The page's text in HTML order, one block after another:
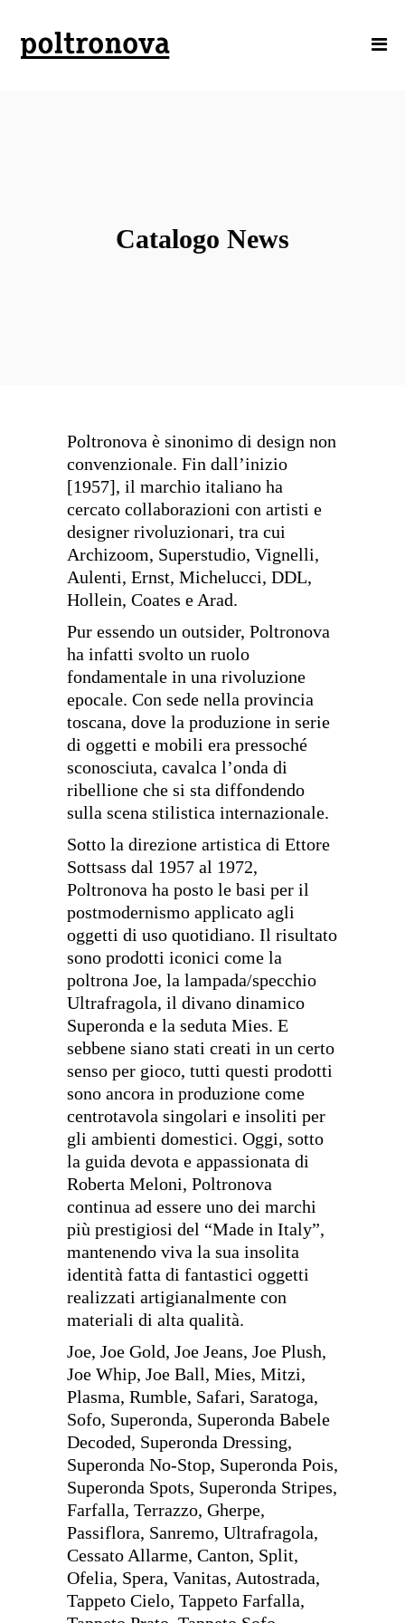
Catalogo News
Poltronova è sinonimo di design non
convenzionale. Fin dall’inizio
[1957], il marchio italiano ha
cercato collaborazioni con artisti e
designer rivoluzionari, tra cui
Archizoom, Superstudio, Vignelli,
Aulenti, Ernst, Michelucci, DDL,
Hollein, Coates e Arad.
Pur essendo un outsider, Poltronova
ha infatti svolto un ruolo
fondamentale in una rivoluzione
epocale. Con sede nella provincia
toscana, dove la produzione in serie
di oggetti e mobili era pressoché
sconosciuta, cavalca l’onda di
ribellione che si sta diffondendo
sulla scena stilistica internazionale.
Sotto la direzione artistica di Ettore
Sottsass dal 1957 al 1972,
Poltronova ha posto le basi per il
postmodernismo applicato agli
oggetti di uso quotidiano. Il risultato
sono prodotti iconici come la
poltrona Joe, la lampada/specchio
Ultrafragola, il divano dinamico
Superonda e la seduta Mies. E
sebbene siano stati creati in un certo
senso per gioco, tutti questi prodotti
sono ancora in produzione come
centrotavola singolari e insoliti per
gli ambienti domestici. Oggi, sotto
la guida devota e appassionata di
Roberta Meloni, Poltronova
continua ad essere uno dei marchi
più prestigiosi del “Made in Italy”,
mantenendo viva la sua insolita
identità fatta di fantastici oggetti
realizzati artigianalmente con
materiali di alta qualità.
Joe, Joe Gold, Joe Jeans, Joe Plush,
Joe Whip, Joe Ball, Mies, Mitzi,
Plasma, Rumble, Safari, Saratoga,
Sofo, Superonda, Superonda Babele
Decoded, Superonda Dressing,
Superonda No-Stop, Superonda Pois,
Superonda Spots, Superonda Stripes,
Farfalla, Terrazzo, Gherpe,
Passiflora, Sanremo, Ultrafragola,
Cessato Allarme, Canton, Split,
Ofelia, Spera, Vanitas, Autostrada,
Tappeto Cielo, Tappeto Farfalla,